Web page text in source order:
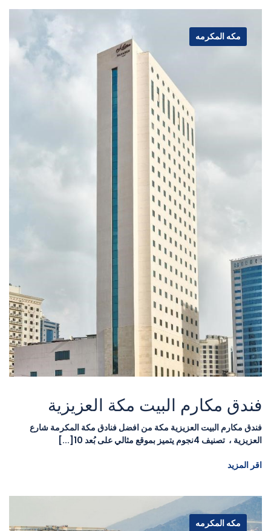
مكه المكرمه
فندق مكارم البيت مكة العزيزية
فندق مكارم البيت العزيزية مكة من افضل فنادق مكة المكرمة شارع
العزيزية ، تصنيف 4نجوم يتميز بموقع مثالي على بُعد 10[...]
اقر المزيد
مكه المكرمه